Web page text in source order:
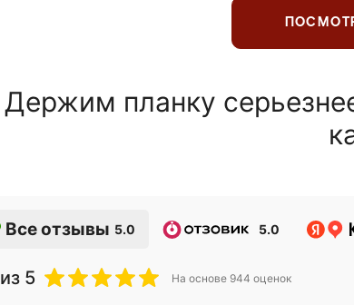
Держим планку
Все отзывы 5.0 5.0
из 5 На основе 944 оценок